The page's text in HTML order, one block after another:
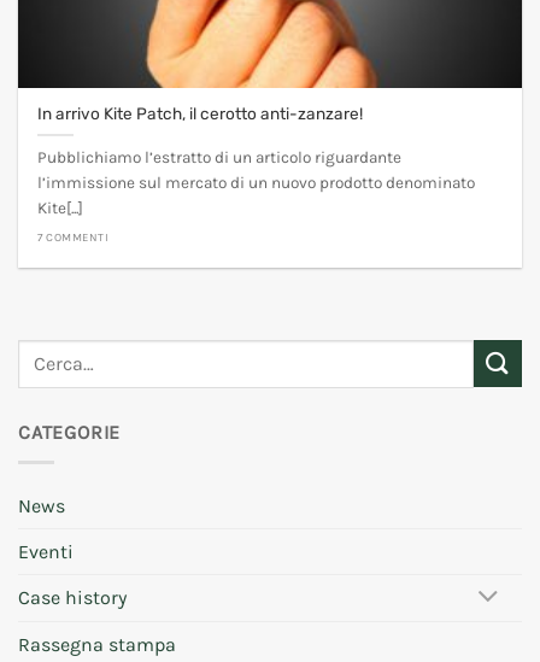
In arrivo Kite Patch, il cerotto anti-zanzare!
Pubblichiamo l’estratto di un articolo riguardante
l’immissione sul mercato di un nuovo prodotto denominato
Kite[...]
7 COMMENTI
CATEGORIE
News
Eventi
Case history
Rassegna stampa